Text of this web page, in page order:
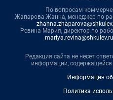
По вопросам
Жапарова Жанна, менеджер по
Ревина Мария, директор по
mariya.revina@shkulev.ru
Редакция сайта не несет
информации,
Информация об
Политика